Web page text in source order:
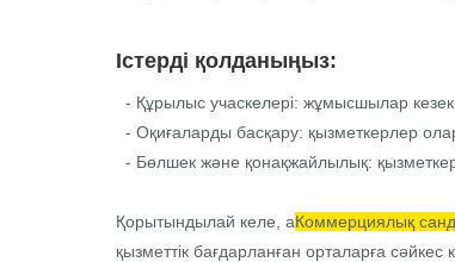
Істерді қолданыңыз:
- Құрылыс учаскелері: жұмысшылар
- Оқиғаларды басқару: қызметкерлер
- Бөлшек және қонақжайлылық:
Қорытындылай келе, аКоммерциялық
қызметтік бағдарланған орталарға сәйкес